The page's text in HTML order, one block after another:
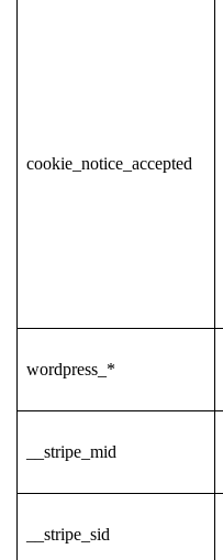
cookie_notice_accepted
wordpress_*
__stripe_mid
__stripe_sid